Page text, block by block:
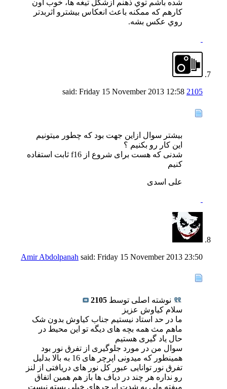
شده باشم توي ذهنم ازشكل تيغه ها، خوب اون
كارهم كه ممكنه باعث انعكاس بيشترو اثربدتر
روي عكس بشه.
2105
Friday 15 November 2013 12:58
بيشتر سوال ازاين جهت بود كه چطور ميتونيم
اين كار رو بكنيم ؟
شدنی که هست برای شروع از f16 ثابت استفاده
کنیم
علی اسدی
Amir Abdolpanah said: Friday 15 November 2013 23:50
نوشته اصلی توسط 2105
سلام کیاوش عزیز
ما در حد استاد نیستیم جناب کیاوش بدون شک
ماهم مث همه بچه های دیگه تو این محیط در
حال یاد گیری هستیم
سوال من در مورد جلوگیری از تفرق نور بود
همینطور که میدونی اپرچر های 16 به بالا بدلیل
تفرق نور توانایی عبور کل نور های دریافتی از لنز
رو نداره هر چند در دیاف ها باز هم همین اتفاق
میفته ولی به شدت اپرچرهای خیلی بسته نیست